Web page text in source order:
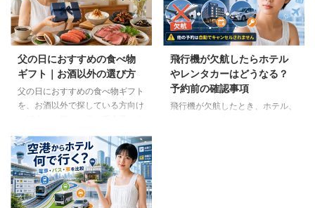
補をわかりやすく解説します。
父の日におすすめの食べ物
ギフト｜お酒以外の選び方
父の日におすすめの食べ物ギフト
を、お酒以外で探している方向け
など、父の好みに合わせた選び方
と注意点を解説します。
飛行機が欠航したらホテル
やレンタカーはどうなる？
予約前の確認事項
飛行機が欠航したとき、ホテル、